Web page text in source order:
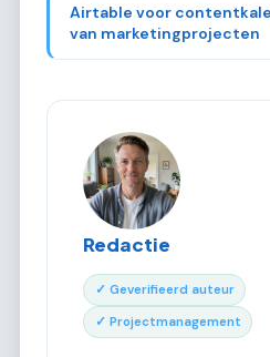
Airtable voor
van marketingprojecten
Redactie
✓ Geverifieerd auteur
✓ Projectmanagement